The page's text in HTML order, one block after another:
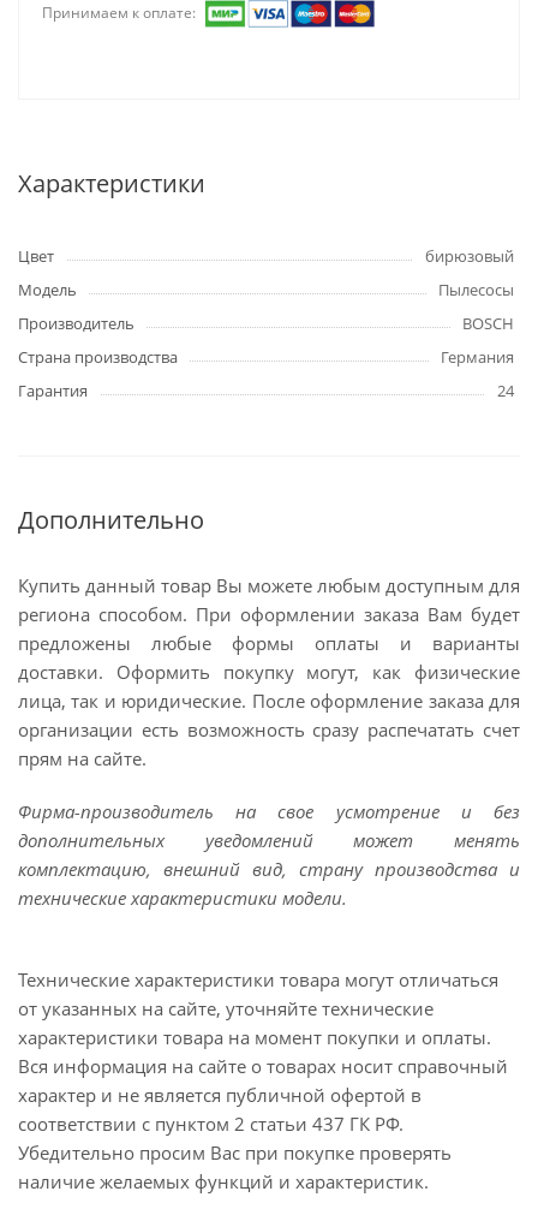
Принимаем к оплате:
Характеристики
Цвет
бирюзовый
Модель
Пылесосы
Производитель
BOSCH
Страна производства
Германия
Гарантия
24
Дополнительно
Купить данный товар Вы можете любым доступным для
региона способом. При оформлении заказа Вам будет
предложены любые формы оплаты и варианты
доставки. Оформить покупку могут, как физические
лица, так и юридические. После оформление заказа для
организации есть возможность сразу распечатать счет
прям на сайте.
Фирма-производитель на свое усмотрение и без
дополнительных уведомлений может менять
комплектацию, внешний вид, страну производства и
технические характеристики модели.
Технические характеристики товара могут отличаться
от указанных на сайте, уточняйте технические
характеристики товара на момент покупки и оплаты.
Вся информация на сайте о товарах носит справочный
характер и не является публичной офертой в
соответствии с пунктом 2 статьи 437 ГК РФ.
Убедительно просим Вас при покупке проверять
наличие желаемых функций и характеристик.